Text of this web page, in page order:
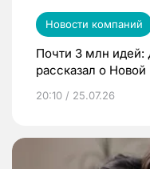
Новости компаний
Почти 3 млн
рассказал о
20:10 / 25.07.26